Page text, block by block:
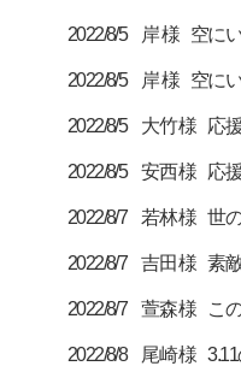
2022/8/5 岸 様 空に
2022/8/5 岸 様 空に
2022/8/5 大竹 様 応
2022/8/5 安西 様 応
2022/8/7 若林 様 世
2022/8/7 吉田 様 素
2022/8/7 萱森 様 こ
2022/8/8 尾崎 様